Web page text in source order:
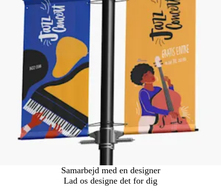
Samarbejd med en designer
Lad os designe det for dig